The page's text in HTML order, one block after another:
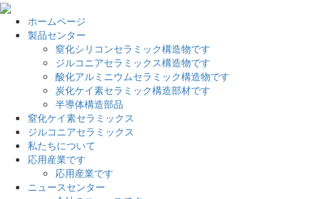
ホームページ
製品センター
窒化シリコンセラミック構造物です
ジルコニアセラミックス構造物です
酸化アルミニウムセラミック構造物です
炭化ケイ素セラミック構造部材です
半導体構造部品
窒化ケイ素セラミックス
ジルコニアセラミックス
私たちについて
応用産業です
応用産業です
ニュースセンター